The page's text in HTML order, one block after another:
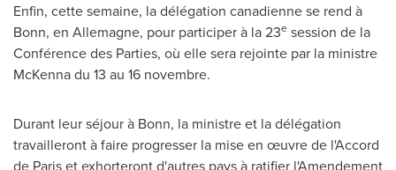
Enfin, cette semaine, la délégation canadienne se rend à
Bonn, en Allemagne, pour participer à la 23e session de la
Conférence des Parties, où elle sera rejointe par la ministre
McKenna du 13 au 16 novembre.
Durant leur séjour à Bonn, la ministre et la délégation
travailleront à faire progresser la mise en œuvre de l'Accord